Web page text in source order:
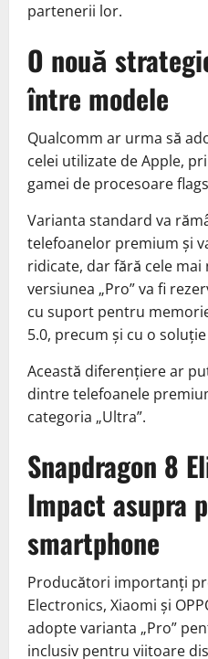
partenerii lor.
O nouă
între modele
Qualcomm ar urma să
celei utilizate de Apple,
gamei de procesoare
Varianta standard va
telefoanelor premium și
ridicate, dar fără cele
versiunea „Pro” va fi
cu suport pentru
5.0, precum și cu o
Această diferențiere ar
dintre telefoanele
categoria „Ultra”.
Snapdragon 8
Impact asupra
smartphone
Producători importanți
Electronics, Xiaomi și
adopte varianta „Pro”
inclusiv pentru viitoare